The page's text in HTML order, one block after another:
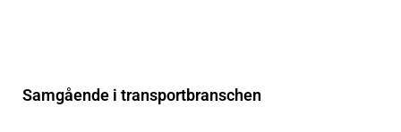
Samgående i transportbranschen